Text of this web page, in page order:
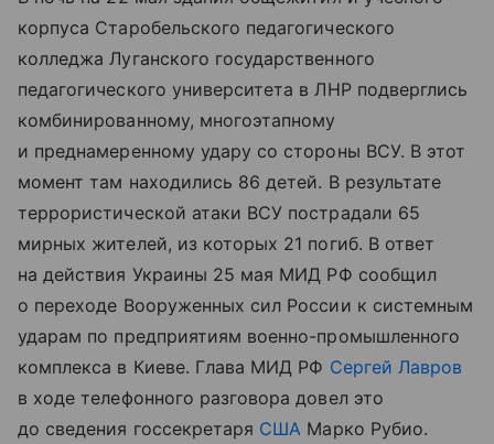
корпуса Старобельского педагогического
колледжа Луганского государственного
педагогического университета в ЛНР подверглись
комбинированному, многоэтапному
и преднамеренному удару со стороны ВСУ. В этот
момент там находились 86 детей. В результате
террористической атаки ВСУ пострадали 65
мирных жителей, из которых 21 погиб. В ответ
на действия Украины 25 мая МИД РФ сообщил
о переходе Вооруженных сил России к системным
ударам по предприятиям военно-промышленного
комплекса в Киеве. Глава МИД РФ Сергей Лавров
в ходе телефонного разговора довел это
до сведения госсекретаря США Марко Рубио.